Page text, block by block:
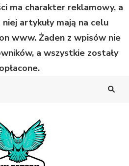
ma charakter reklamowy, a
artykuły mają na celu
www. Żaden z wpisów nie
a wszystkie zostały
opłacone.